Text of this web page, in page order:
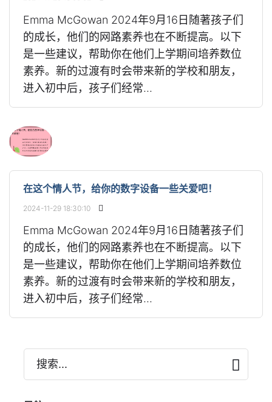
Emma McGowan 2024年9月16日随著孩子们
的成长，他们的网路素养也在不断提高。以下
是一些建议，帮助你在他们上学期间培养数位
素养。新的过渡有时会带来新的学校和朋友，
进入初中后，孩子们经常...
在这个情人节，给你的数字设备一些关爱吧！
2024-11-29 18:30:10
Emma McGowan 2024年9月16日随著孩子们
的成长，他们的网路素养也在不断提高。以下
是一些建议，帮助你在他们上学期间培养数位
素养。新的过渡有时会带来新的学校和朋友，
进入初中后，孩子们经常...
搜索...